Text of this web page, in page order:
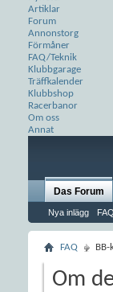
Artiklar
Forum
Annonstorg
Förmåner
FAQ/Teknik
Klubbgarage
Träffkalender
Klubbshop
Racerbanor
Om oss
Annat
Das Forum
Nya inlägg FAQ
FAQ
Om